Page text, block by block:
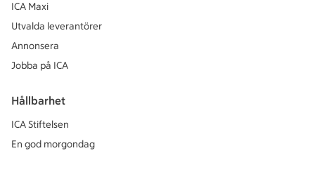
ICA Maxi
Utvalda leverantörer
Annonsera
Jobba på ICA
Hållbarhet
ICA Stiftelsen
En god morgondag